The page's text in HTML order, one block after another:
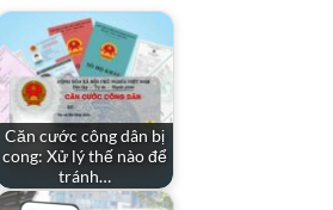
Căn cước công dân bị
cong: Xử lý thế nào để
tránh…